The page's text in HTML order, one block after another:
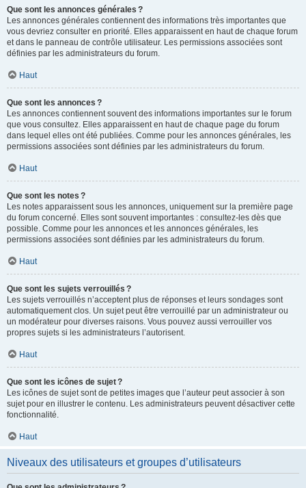
Que sont les annonces générales ?
Les annonces générales contiennent des informations très importantes que
vous devriez consulter en priorité. Elles apparaissent en haut de chaque forum
et dans le panneau de contrôle utilisateur. Les permissions associées sont
définies par les administrateurs du forum.
Haut
Que sont les annonces ?
Les annonces contiennent souvent des informations importantes sur le forum
que vous consultez. Elles apparaissent en haut de chaque page du forum
dans lequel elles ont été publiées. Comme pour les annonces générales, les
permissions associées sont définies par les administrateurs du forum.
Haut
Que sont les notes ?
Les notes apparaissent sous les annonces, uniquement sur la première page
du forum concerné. Elles sont souvent importantes : consultez-les dès que
possible. Comme pour les annonces et les annonces générales, les
permissions associées sont définies par les administrateurs du forum.
Haut
Que sont les sujets verrouillés ?
Les sujets verrouillés n’acceptent plus de réponses et leurs sondages sont
automatiquement clos. Un sujet peut être verrouillé par un administrateur ou
un modérateur pour diverses raisons. Vous pouvez aussi verrouiller vos
propres sujets si les administrateurs l’autorisent.
Haut
Que sont les icônes de sujet ?
Les icônes de sujet sont de petites images que l’auteur peut associer à son
sujet pour en illustrer le contenu. Les administrateurs peuvent désactiver cette
fonctionnalité.
Haut
Niveaux des utilisateurs et groupes d’utilisateurs